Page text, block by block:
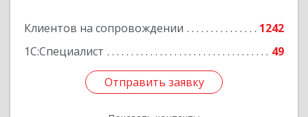
Клиентов на сопровождении
1242
1С:Специалист
49
Отправить заявку
Отправить заявку